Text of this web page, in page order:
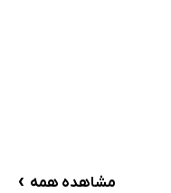
مشاهده همه ›